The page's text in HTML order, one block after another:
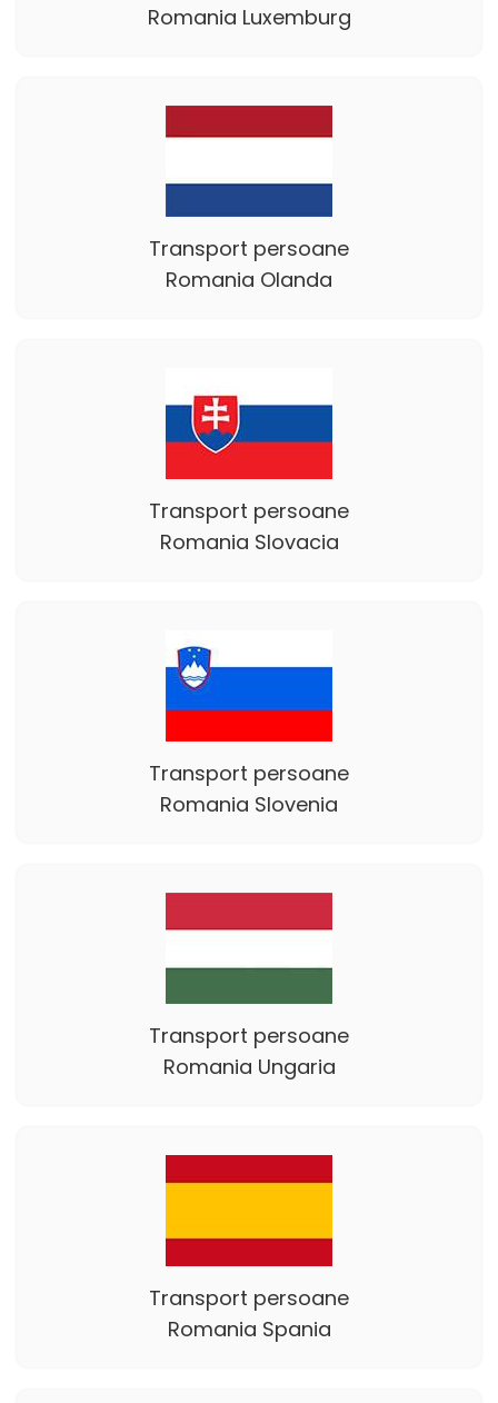
Romania Luxemburg
Transport persoane
Romania Olanda
Transport persoane
Romania Slovacia
Transport persoane
Romania Slovenia
Transport persoane
Romania Ungaria
Transport persoane
Romania Spania